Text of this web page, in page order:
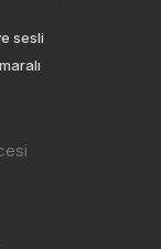
sesli